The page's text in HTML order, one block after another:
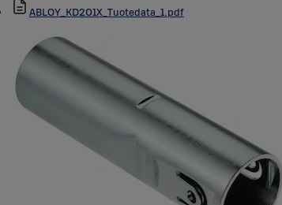
ABLOY_KD201X_Tuotedata_1.pdf